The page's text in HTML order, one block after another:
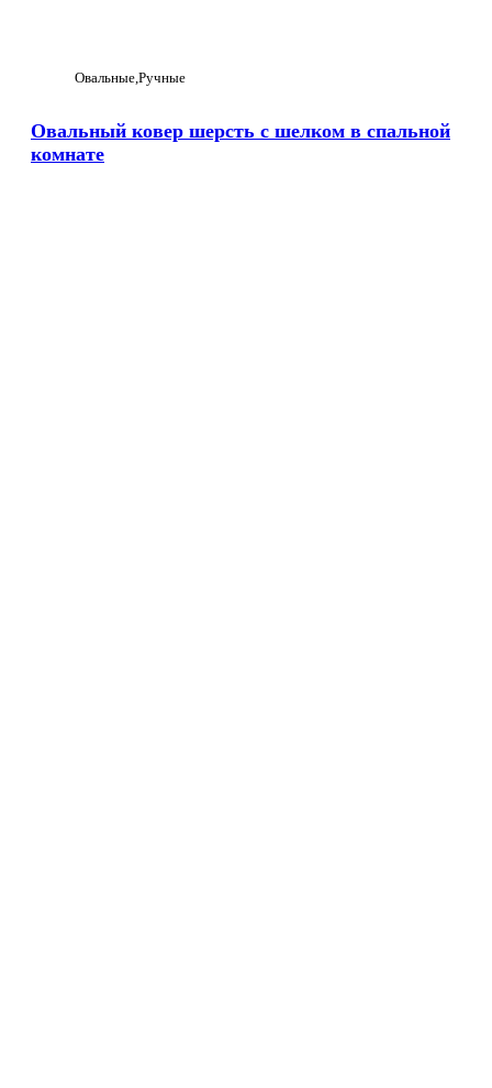
Овальные Ручные
Овальный ковер шерсть с шелком в спальной
комнате